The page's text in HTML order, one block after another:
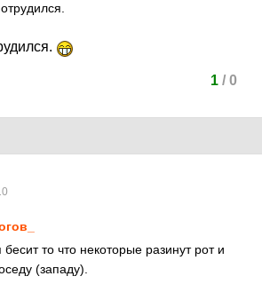
1/ 0
то что некоторые разинут рот и
(западу).